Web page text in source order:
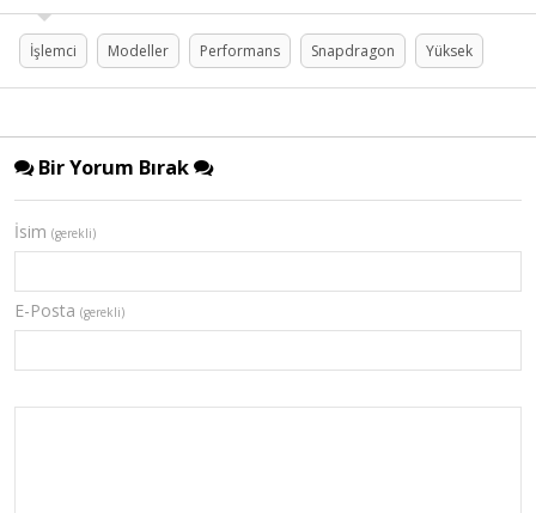
İşlemci Modeller Performans Snapdragon Yüksek
Bir Yorum Bırak
İsim (gerekli)
E-Posta (gerekli)